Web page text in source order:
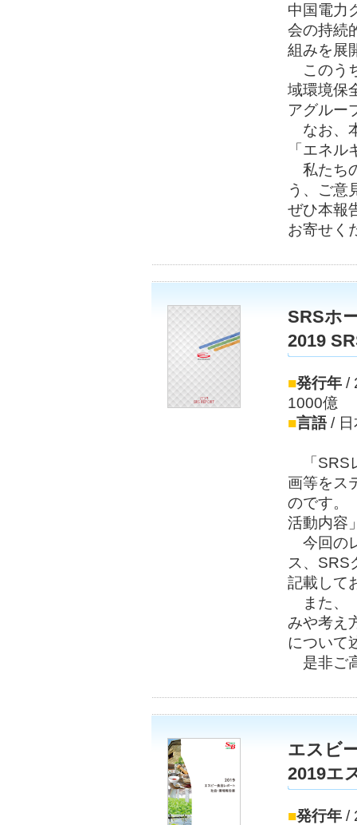
中国電力
会の持続
組みを展
このう
域環境保
アグルー
なお、
「エネ
私たち
う、ご意
ぜひ本報
お寄せく
SRSホ
2019
■発行年 /
1000億
■言語/
「SRS
画等をス
のです。
活動内容
今回の
ス、SRS
記載して
また、
みや考え
について
是非ご
エスビ
2019エ
■発行年 /